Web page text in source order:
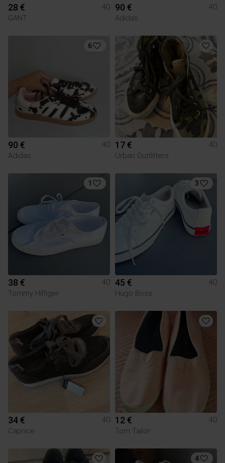
28 €
40
GANT
90 €
40
Adidas
6
90 €
40
Adidas
17 €
40
Urban Outfitters
1
38 €
40
Tommy Hilfiger
3
45 €
40
Hugo Boss
34 €
40
Caprice
12 €
40
Tom Tailor
4